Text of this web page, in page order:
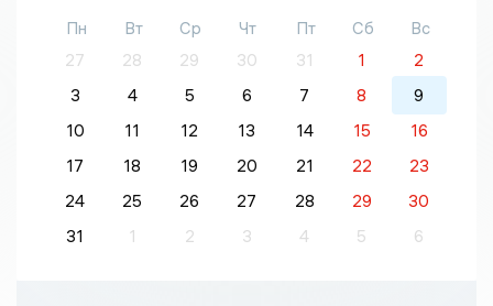
Пн Вт Ср Чт Пт Сб
Вс
27
28 29 30 31 1
2
3
4 5 6 7 8
9
10
11 12 13 14 15
16
17
18 19 20 21 22
23
24
25 26 27 28 29
30
31
1 2 3 4 5 6